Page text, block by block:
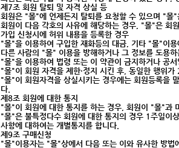
제7조 회원 탈퇴 및 자격 상실 등
회원은 "몰"에 언제든지 탈퇴를 요청할 수 있으며 "몰
회원이 다음 각호의 사유에 해당하는 경우, "몰"은 회
가입 신청시에 허위 내용을 등록한 경우
"몰"을 이용하여 구입한 재화등의 대금, 기타 "몰"이
다른 사람의 "몰" 이용을 방해하거나 그 정보를 도용
"몰"을 이용하여 법령 또는 이 약관이 금지하거나 공
"몰"이 회원 자격을 제한·정지 시킨 후, 동일한 행위
"몰"이 회원자격을 상실시키는 경우에는 회원등록을
다.
제8조 회원에 대한 통지
"몰"이 회원에 대한 통지를 하는 경우, 회원이 "몰"과
"몰"은 불특정다수 회원에 대한 통지의 경우 1주일이
사항에 대하여는 개별통지를 합니다.
제9조 구매신청
"몰"이용자는 "몰"상에서 다음 또는 이와 유사한 방법